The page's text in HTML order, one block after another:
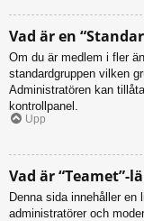
Vad är en
Om du är medlem i fler
standardgruppen vilken
Administratören kan
kontrollpanel.
Upp
Vad är “Teamet”-
Denna sida innehåller
administratörer och